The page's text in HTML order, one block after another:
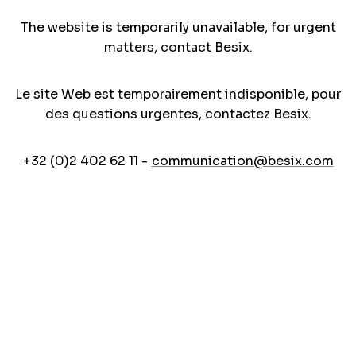
The website is temporarily unavailable, for urgent
matters, contact Besix.
Le site Web est temporairement indisponible, pour
des questions urgentes, contactez Besix.
+32 (0)2 402 62 11 - communication@besix.com